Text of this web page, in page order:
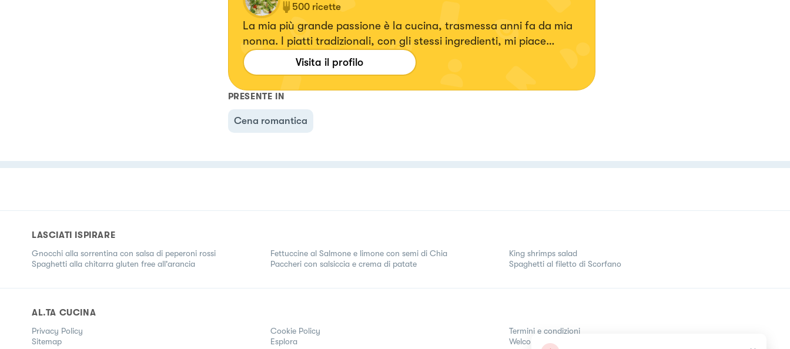
500 ricette
La mia più grande passione è la cucina, trasmessa anni fa da mia
nonna. I piatti tradizionali, con gli stessi ingredienti, mi piace
rivisitarli a mio modo, inserendo eleganza e specialmente colori.
Ogni volta che creo un piatto mi emoziono e vorrei tanto
emozionare anche voi.
Visita il profilo
PRESENTE IN
Cena romantica
LASCIATI ISPIRARE
Gnocchi alla sorrentina con salsa di peperoni rossi
Spaghetti alla chitarra gluten free all'arancia
Fettuccine al Salmone e limone con semi di Chia
Paccheri con salsiccia e crema di patate
King shrimps salad
Spaghetti al filetto di Scorfano
AL.TA CUCINA
Privacy Policy Cookie Policy
Termini e condizioni
Sitemap
Esplora Welcome